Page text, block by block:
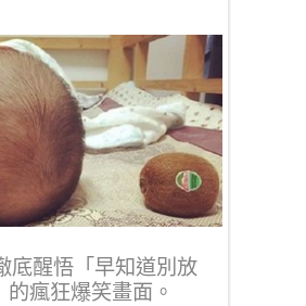
底醒悟「早知道別放
瘋狂爆笑畫面。